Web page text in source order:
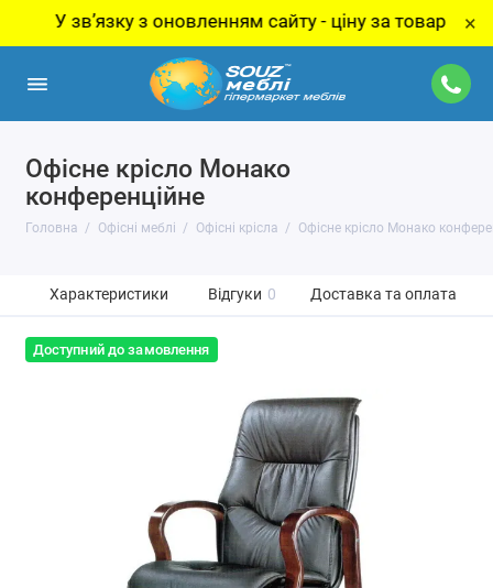
У звʼязку з оновленням сайту - ціну за товар ×
Офісне крісло Монако
конференційне
Головна Офісні меблі Офісні крісла Офісне крісло Монако
Характеристики Відгуки 0 Доставка та оплата
Доступний до замовлення